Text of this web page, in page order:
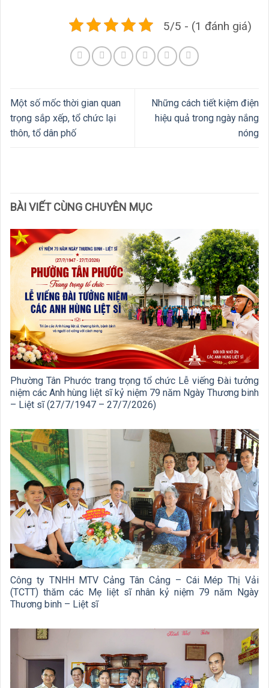
5/5 - (1 đánh giá)
Một số mốc thời gian quan
trọng sắp xếp, tổ chức lại
thôn, tổ dân phố
Những cách tiết kiệm điện
hiệu quả trong ngày nắng
nóng
BÀI VIẾT CÙNG CHUYÊN MỤC
Phường Tân Phước trang trọng tổ chức Lễ viếng Đài tưởng
niệm các Anh hùng liệt sĩ kỷ niệm 79 năm Ngày Thương binh
– Liệt sĩ (27/7/1947 – 27/7/2026)
Công ty TNHH MTV Cảng Tân Cảng – Cái Mép Thị Vải
(TCTT) thăm các Mẹ liệt sĩ nhân kỷ niệm 79 năm Ngày
Thương binh – Liệt sĩ